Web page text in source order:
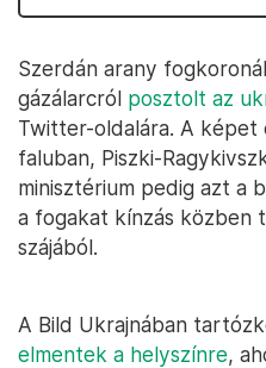
Szerdán arany
gázálarcról posztolt az
Twitter-oldalára. A
faluban, Piszki-
minisztérium pedig azt a
a fogakat kínzás közben
szájából.
A Bild Ukrajnában
elmentek a helyszínre,